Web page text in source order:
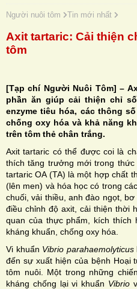
Người nuôi tôm Tin mới nhất
Axit tartaric: Cải thiện
tôm
[Tạp chí Người Nuôi Tôm] –
phần ăn giúp cải thiện chỉ
enzyme tiêu hóa, các thông
chống oxy hóa và khả năng
trên tôm thẻ chân trắng.
Axit tartaric có thể được coi là
thích tăng trưởng mới trong
tartaric OA (TA) là một hợp chất
(lên men) và hóa học có trong
chuối, vải thiều, anh đào ngọt,
điều chỉnh độ axit, cải thiện thời
quan của thực phẩm, kích thích
kháng khuẩn, chống oxy hóa.
Vi khuẩn Vibrio parahaemolyticus
đến sự xuất hiện của bệnh Hoại
tôm nuôi. Một trong những
kháng chống lại vi khuẩn Vibrio